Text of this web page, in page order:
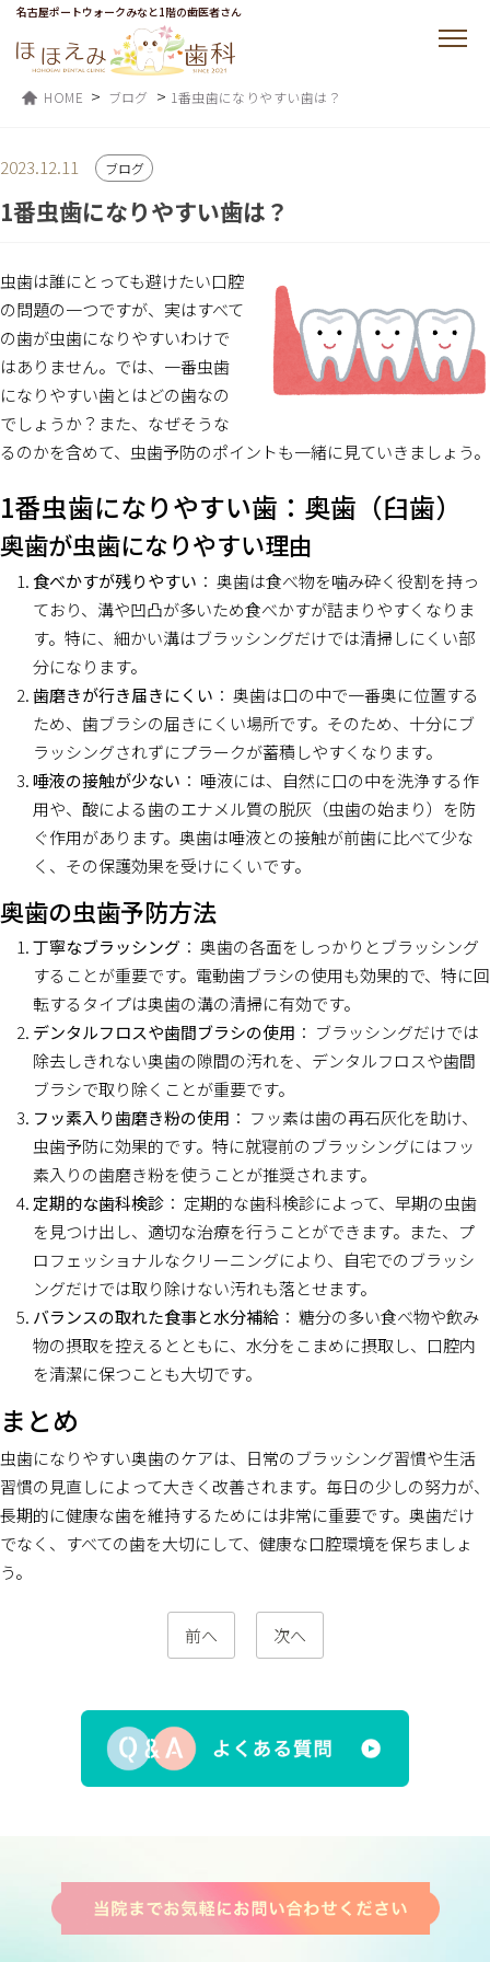
名古屋ポートウォークみなと1階の歯医者さん
HOME > ブログ > 1番虫歯になりやすい歯は？
2023.12.11 ブログ
1番虫歯になりやすい歯は？
虫歯は誰にとっても避けたい口腔
の問題の一つですが、実はすべて
の歯が虫歯になりやすいわけで
はありません。では、一番虫歯
になりやすい歯とはどの歯なの
でしょうか？また、なぜそうな
るのかを含めて、虫歯予防のポイントも一緒に見ていきましょう。
1番虫歯になりやすい歯：奥歯（臼歯）
奥歯が虫歯になりやすい理由
食べかすが残りやすい ： 奥歯は食べ物を噛み砕く役割を持っ
ており、溝や凹凸が多いため食べかすが詰まりやすくなりま
す。特に、細かい溝はブラッシングだけでは清掃しにくい部
分になります。
歯磨きが行き届きにくい ： 奥歯は口の中で一番奥に位置する
ため、歯ブラシの届きにくい場所です。そのため、十分にブ
ラッシングされずにプラークが蓄積しやすくなります。
唾液の接触が少ない ： 唾液には、自然に口の中を洗浄する作
用や、酸による歯のエナメル質の脱灰（虫歯の始まり）を防
ぐ作用があります。奥歯は唾液との接触が前歯に比べて少な
く、その保護効果を受けにくいです。
奥歯の虫歯予防方法
丁寧なブラッシング ： 奥歯の各面をしっかりとブラッシング
することが重要です。電動歯ブラシの使用も効果的で、特に回
転するタイプは奥歯の溝の清掃に有効です。
デンタルフロスや歯間ブラシの使用 ： ブラッシングだけでは
除去しきれない奥歯の隙間の汚れを、デンタルフロスや歯間
ブラシで取り除くことが重要です。
フッ素入り歯磨き粉の使用 ： フッ素は歯の再石灰化を助け、
虫歯予防に効果的です。特に就寝前のブラッシングにはフッ
素入りの歯磨き粉を使うことが推奨されます。
定期的な歯科検診 ： 定期的な歯科検診によって、早期の虫歯
を見つけ出し、適切な治療を行うことができます。また、プ
ロフェッショナルなクリーニングにより、自宅でのブラッシ
ングだけでは取り除けない汚れも落とせます。
バランスの取れた食事と水分補給 ： 糖分の多い食べ物や飲み
物の摂取を控えるとともに、水分をこまめに摂取し、口腔内
を清潔に保つことも大切です。
まとめ
虫歯になりやすい奥歯のケアは、日常のブラッシング習慣や生活
習慣の見直しによって大きく改善されます。毎日の少しの努力が、
長期的に健康な歯を維持するためには非常に重要です。奥歯だけ
でなく、すべての歯を大切にして、健康な口腔環境を保ちましょ
う。
前へ 次へ